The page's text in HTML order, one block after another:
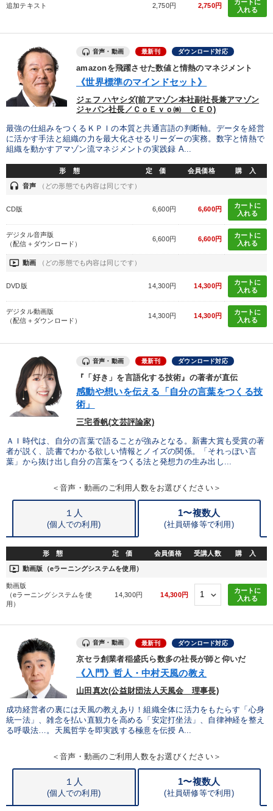
目的別
財務・数字力の向上 リーダーの魅力向上
社員研修を行いたい 社長の姿勢を学びたい
株式投資 ベンチャー 中小企業
※「更新」を押すと「カテゴリー」「目的別」「キーワード」を更新いただけます。
local_offer タグから探す refresh 更新する
すべての音声・動画（全2076タイトル）からお探しいただけます
会長 FCビジネス
スポーツ関連 地方企業の勝ち方 通販 上場企業
コミュニケーション
健康・ウェルビーイング リーダーシップ DX
早分かり プレゼン 井上和弘 稲盛和夫 通信販売
未来先見
※「更新」を押すと「タグ・キーワード」を更新いただけます。
追加テキスト 2,750円 2,750円
カートに
入れる
音声・動画 最新刊 ダウンロード対応
amazonを飛躍させた数値と情熱のマネジメント
《世界標準のマインドセット》
ジェフ ハヤシダ(前アマゾン本社副社長兼アマゾン
ジャパン社長／ＣｏＥｖｏ㈱ ＣＥＯ)
最強の仕組みをつくるＫＰＩの本質と共通言語の判断軸。データを経営
に活かす手法と組織の力を最大化させるリーダーの実務。数字と情熱で
組織を動かすアマゾン流マネジメントの実践録 A...
形 態 定 価 会員価格 購 入
headset 音声 （どの形態でも内容は同じです）
CD版 6,600円 6,600円
カートに
入れる
デジタル音声版
（配信＋ダウンロード）
6,600円 6,600円
カートに
入れる
ondemand_video 動画 （どの形態でも内容は同じです）
DVD版 14,300円 14,300円
カートに
入れる
デジタル動画版
（配信＋ダウンロード）
14,300円 14,300円
カートに
入れる
音声・動画 最新刊 ダウンロード対応
『「好き」を言語化する技術』の著者が直伝
感動や想いを伝える「自分の言葉をつくる技
術」
三宅香帆(文芸評論家)
ＡＩ時代は、自分の言葉で語ることが強みとなる。新書大賞も受賞の著
者が説く、読書でわかる欲しい情報とノイズの関係。「それっぽい言
葉」から抜け出し自分の言葉をつくる法と発想力の生み出し...
＜音声・動画のご利用人数をお選びください＞
１人
(個人での利用)
1〜複数人
(社員研修等で利用)
形 態 定 価 会員価格 受講人数 購 入
ondemand_video 動画版（eラーニングシステムを使用）
動画版
（eラーニングシステムを使
用）
14,300円 14,300円
カートに
入れる
音声・動画 最新刊 ダウンロード対応
京セラ創業者稲盛氏ら数多の社長が師と仰いだ
《入門》哲人・中村天風の教え
山田真次(公益財団法人天風会 理事長)
成功経営者の裏には天風の教えあり！組織全体に活力をもたらす「心身
統一法」、雑念を払い直観力を高める「安定打坐法」、自律神経を整え
る呼吸法…。天風哲学を即実践する極意を伝授 A...
＜音声・動画のご利用人数をお選びください＞
１人
(個人での利用)
1〜複数人
(社員研修等で利用)